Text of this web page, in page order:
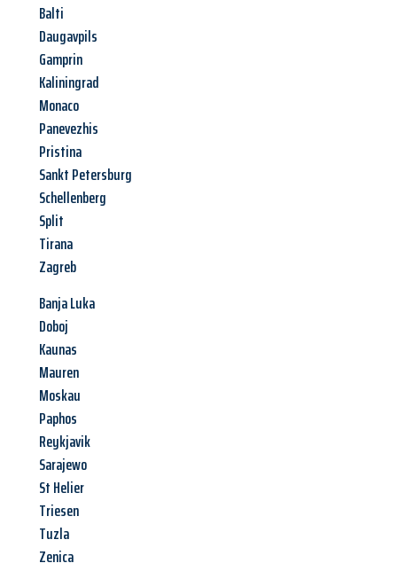
Balti
Daugavpils
Gamprin
Kaliningrad
Monaco
Panevezhis
Pristina
Sankt Petersburg
Schellenberg
Split
Tirana
Zagreb
Banja Luka
Doboj
Kaunas
Mauren
Moskau
Paphos
Reykjavik
Sarajewo
St Helier
Triesen
Tuzla
Zenica